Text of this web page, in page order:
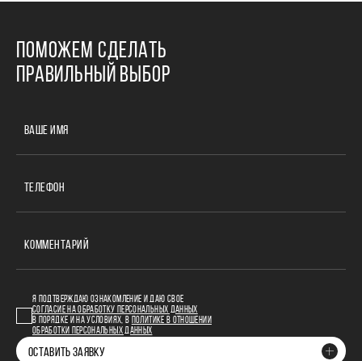
ПОМОЖЕМ СДЕЛАТЬ
ПРАВИЛЬНЫЙ ВЫБОР
ВАШЕ ИМЯ
ТЕЛЕФОН
КОММЕНТАРИЙ
Я ПОДТВЕРЖДАЮ ОЗНАКОМЛЕНИЕ И ДАЮ СВОЕ
СОГЛАСИЕ НА ОБРАБОТКУ ПЕРСОНАЛЬНЫХ ДАННЫХ
В ПОРЯДКЕ И НА УСЛОВИЯХ, В ПОЛИТИКЕ В ОТНОШЕНИИ
ОБРАБОТКИ ПЕРСОНАЛЬНЫХ ДАННЫХ
ОСТАВИТЬ ЗАЯВКУ